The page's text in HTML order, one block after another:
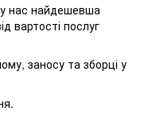
нас найдешевша
вартості послуг
заносу та зборці у